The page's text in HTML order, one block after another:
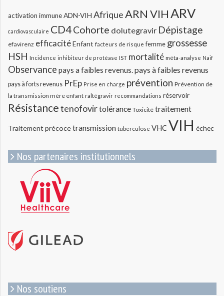
activation immuneADN-VIH AfriqueARN VIHARV
cardiovasculaire CD4Cohorte dolutegravir Dépistage
efavirenz efficacitéEnfant facteurs de risque femme grossesse
HSH Incidence inhibiteur de protéase IST mortalité méta-analyse Naif
Observance pays a faibles revenus.pays à faibles revenus
pays à forts revenus PrEp Prise en charge prévention Prévention de
la transmission mère enfant raltégravir recommandations réservoir
Résistancetenofovirtolérance Toxicité traitement
Traitement précocetransmission tuberculose VHCVIH échec
Nos partenaires institutionnels
Nos soutiens